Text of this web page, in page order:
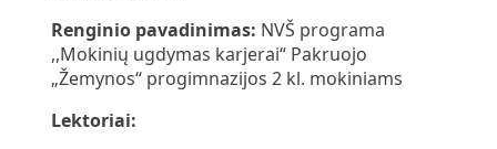
Renginio pavadinimas: NVŠ programa
,,Mokinių ugdymas karjerai“ Pakruojo
„Žemynos“ progimnazijos 2 kl. mokiniams
Lektoriai: